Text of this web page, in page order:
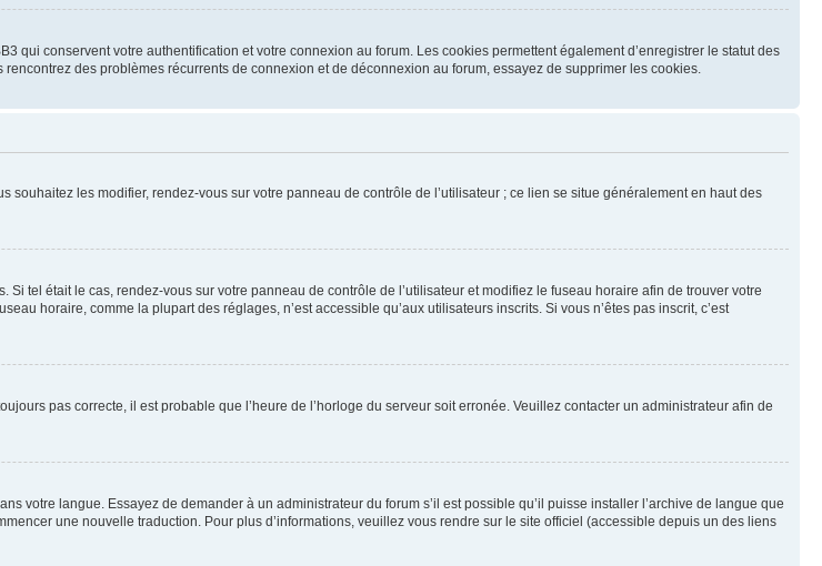
qui conservent votre authentification et votre connexion au forum. Les cookies permettent également d’enregistrer le statut des
des problèmes récurrents de connexion et de déconnexion au forum, essayez de supprimer les cookies.
les modifier, rendez-vous sur votre panneau de contrôle de l’utilisateur ; ce lien se situe généralement en haut des
tel était le cas, rendez-vous sur votre panneau de contrôle de l’utilisateur et modifiez le fuseau horaire afin de trouver votre
horaire, comme la plupart des réglages, n’est accessible qu’aux utilisateurs inscrits. Si vous n’êtes pas inscrit, c’est
pas correcte, il est probable que l’heure de l’horloge du serveur soit erronée. Veuillez contacter un administrateur afin de
votre langue. Essayez de demander à un administrateur du forum s’il est possible qu’il puisse installer l’archive de langue que
une nouvelle traduction. Pour plus d’informations, veuillez vous rendre sur le site officiel (accessible depuis un des liens